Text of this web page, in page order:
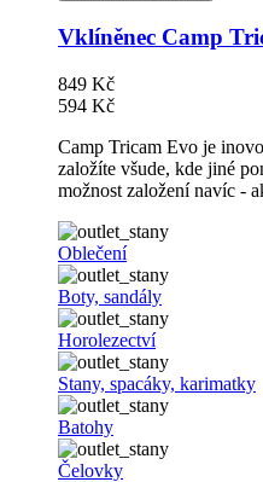
Vklíněnec Camp
849 Kč
594 Kč
Camp Tricam Evo je
založíte všude, kde jiné
možnost založení navíc -
Oblečení
Boty, sandály
Horolezectví
Stany, spacáky, karimatky
Batohy
Čelovky